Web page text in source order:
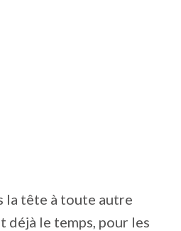
la tête à toute autre
déjà le temps, pour les